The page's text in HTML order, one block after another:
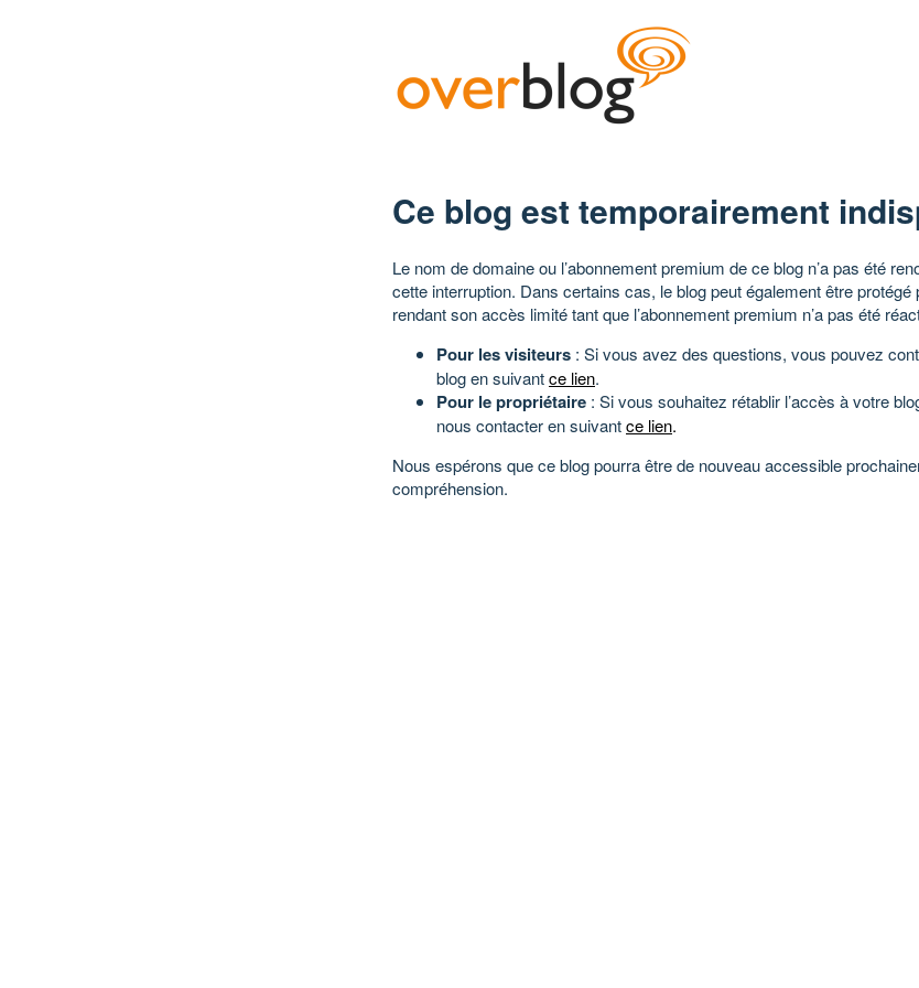
Ce blog est temporairement
Le nom de domaine ou l’abonnement premium de ce blog n’a pas été
cette interruption. Dans certains cas, le blog peut également être protégé
rendant son accès limité tant que l’abonnement premium n’a pas été
Pour les visiteurs : Si vous avez des questions, vous pouvez
blog en suivantce lien.
Pour le propriétaire : Si vous souhaitez rétablir l’accès à votre
nous contacter en suivantce lien.
Nous espérons que ce blog pourra être de nouveau accessible
compréhension.